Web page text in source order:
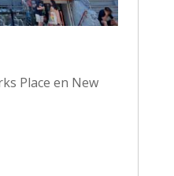
Place en New